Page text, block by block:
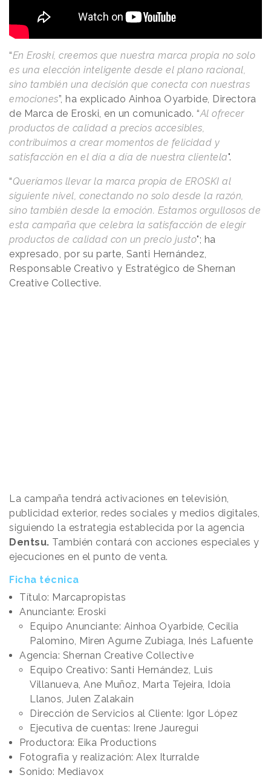
“En Eroski, creemos que nuestra marca propia no solo
es una elección inteligente desde el plano racional,
sino también una decisión que conecta con nuestras
emociones”, ha explicado Ainhoa Oyarbide, Directora
de Marca de Eroski, en un comunicado. “Al ofrecer
productos de calidad a precios accesibles,
contribuimos a crear momentos de felicidad y
satisfacción en el día a día de nuestra clientela".
“Queríamos llevar la marca propia de EROSKI al
siguiente nivel, conectando no solo desde la razón,
sino también desde la emoción. Estamos orgullosos de
esta campaña que celebra la satisfacción de elegir
productos de calidad con un precio justo"; ha
expresado, por su parte, Santi Hernández,
Responsable Creativo y Estratégico de Shernan
Creative Collective.
La campaña tendrá activaciones en televisión,
publicidad exterior, redes sociales y medios digitales,
siguiendo la estrategia establecida por la agencia
Dentsu. También contará con acciones especiales y
ejecuciones en el punto de venta.
Ficha técnica
Título: Marcapropistas
Anunciante: Eroski
Equipo Anunciante: Ainhoa Oyarbide, Cecilia
Palomino, Miren Agurne Zubiaga, Inés Lafuente
Agencia: Shernan Creative Collective
Equipo Creativo: Santi Hernández, Luis
Villanueva, Ane Muñoz, Marta Tejeira, Idoia
Llanos, Julen Zalakain
Dirección de Servicios al Cliente: Igor López
Ejecutiva de cuentas: Irene Jauregui
Productora: Eika Productions
Fotografia y realización: Alex Iturralde
Sonido: Mediavox